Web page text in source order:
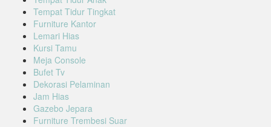
Tempat Tidur Tingkat
Furniture Kantor
Lemari Hias
Kursi Tamu
Meja Console
Bufet Tv
Dekorasi Pelaminan
Jam Hias
Gazebo Jepara
Furniture Trembesi Suar